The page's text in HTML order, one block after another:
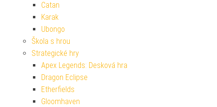
Catan
Karak
Ubongo
Škola s hrou
Strategické hry
Apex Legends: Desková hra
Dragon Eclipse
Etherfields
Gloomhaven